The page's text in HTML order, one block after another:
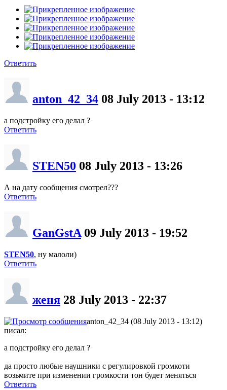
Ответить
anton_42_34 08 July 2013 - 13:12
а подстройку его делал ?
Ответить
STEN50 08 July 2013 - 13:26
А на дату сообщения смотрел???
Ответить
GanGstA 09 July 2013 - 19:52
STEN50, ну малоли)
Ответить
женя 28 July 2013 - 22:37
anton_42_34 (08 July 2013 - 13:12)
писал:
а подстройку его делал ?
да просто любые наушники с регулировкой громкоти
возьмите при изменении громкости тон будет меняться
Ответить